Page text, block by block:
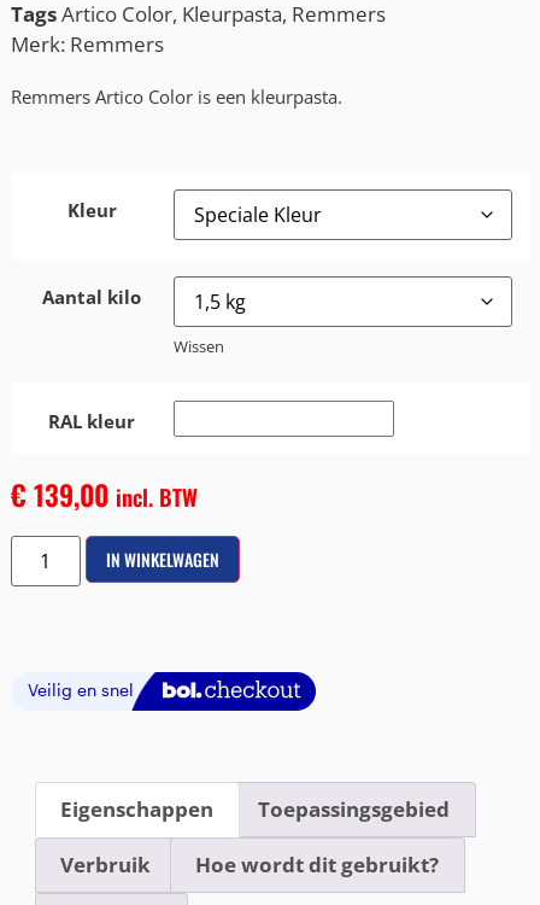
TagsArtico Color, Kleurpasta, Remmers
Merk: Remmers
Remmers Artico Color is een kleurpasta.
Kleur
Aantal kilo
Wissen
RAL kleur
€ 139,00 incl. BTW
IN WINKELWAGEN
Eigenschappen Toepassingsgebied
Verbruik Hoe wordt dit gebruikt?